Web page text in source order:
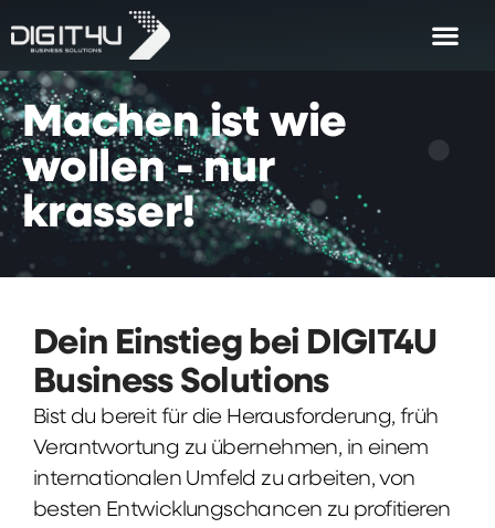
Machen ist wie
wollen - nur
krasser!
Dein Einstieg bei DIGIT4U
Business Solutions
Bist du bereit für die Herausforderung, früh
Verantwortung zu übernehmen, in einem
internationalen Umfeld zu arbeiten, von
besten Entwicklungschancen zu profitieren